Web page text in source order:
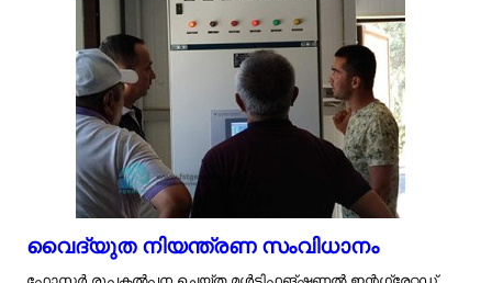
വൈദ്യുത നിയന്ത്രണ സംവിധാനം